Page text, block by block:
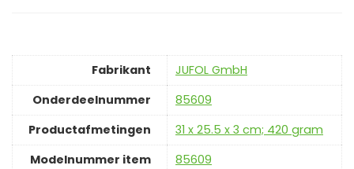
Fabrikant
‎JUFOL GmbH
Onderdeelnummer
‎85609
Productafmetingen
‎31 x 25.5 x 3 cm; 420 gram
Modelnummer item
‎85609